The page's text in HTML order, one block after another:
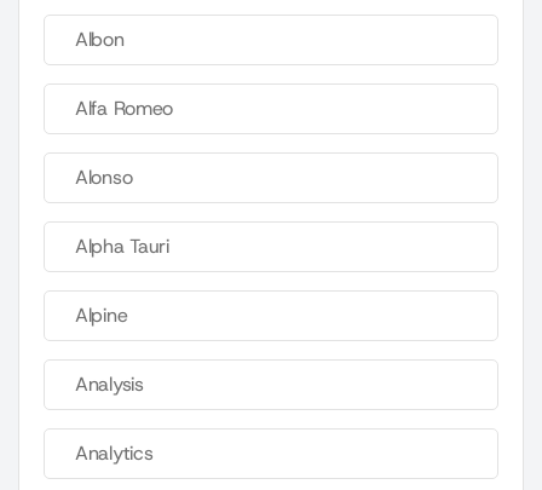
Albon
Alfa Romeo
Alonso
Alpha Tauri
Alpine
Analysis
Analytics